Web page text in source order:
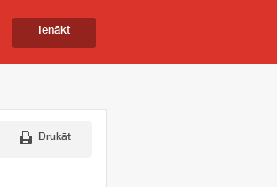
Ienākt
Drukāt